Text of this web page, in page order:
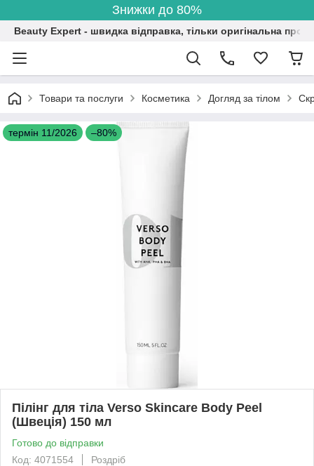
Знижки до 80%
Beauty Expert - швидка відправка, тільки оригінальна
Товари та послуги Косметика Догляд за тілом
термін 11/2026 –80%
Пілінг для тіла Verso Skincare Body Peel
(Швеція) 150 мл
Готово до відправки
Код: 4071554
Роздріб